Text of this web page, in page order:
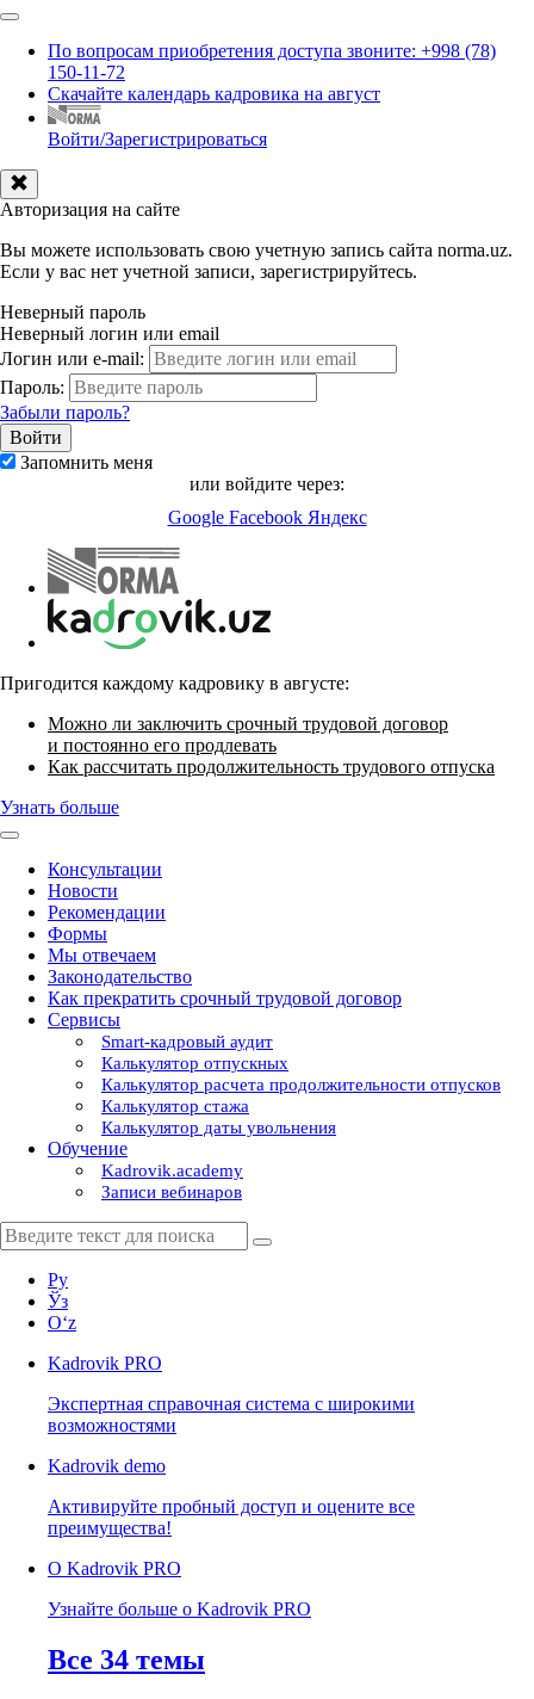
По вопросам приобретения доступа звоните: +998 (78)
150-11-72
Скачайте календарь кадровика на август
Войти/Зарегистрироваться
Авторизация на сайте
Вы можете использовать свою учетную запись сайта norma.uz.
Если у вас нет учетной записи, зарегистрируйтесь.
Неверный пароль
Неверный логин или email
Логин или e-mail:
Пароль:
Забыли пароль?
Запомнить меня
или войдите через:
Google Facebook Яндекс
Пригодится каждому кадровику в августе:
Можно ли заключить срочный трудовой договор
и постоянно его продлевать
Как рассчитать продолжительность трудового отпуска
Узнать больше
Консультации
Новости
Рекомендации
Формы
Мы отвечаем
Законодательство
Как прекратить срочный трудовой договор
Сервисы
Smart-кадровый аудит
Калькулятор отпускных
Калькулятор расчета продолжительности отпусков
Калькулятор стажа
Калькулятор даты увольнения
Обучение
Kadrovik.academy
Записи вебинаров
Ру
Ўз
Oʻz
Kadrovik PRO
Экспертная справочная система с широкими
возможностями
Kadrovik demo
Активируйте пробный доступ и оцените все
преимущества!
О Kadrovik PRO
Узнайте больше о Kadrovik PRO
Все 34 темы